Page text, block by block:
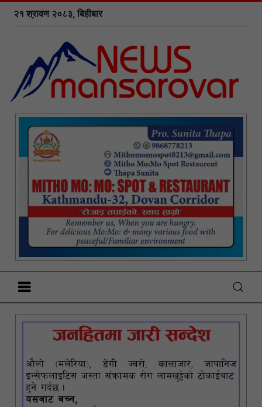
२१ श्रावण २०८३, बिहीबार